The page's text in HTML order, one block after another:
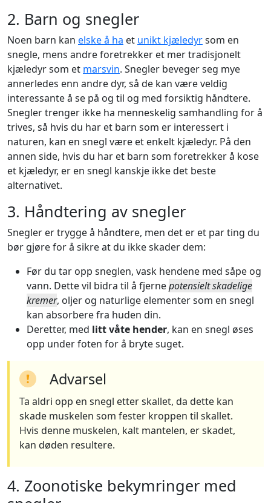
2. Barn og snegler
Noen barn kan elske å ha et unikt kjæledyrsom en
snegle, mens andre foretrekker et mer tradisjonelt
kjæledyr som et marsvin. Snegler beveger seg mye
annerledes enn andre dyr, så de kan være veldig
interessante å se på og til og med forsiktig håndtere.
Snegler trenger ikke ha menneskelig samhandling for å
trives, så hvis du har et barn som er interessert i
naturen, kan en snegl være et enkelt kjæledyr. På den
annen side, hvis du har et barn som foretrekker å kose
et kjæledyr, er en snegl kanskje ikke det beste
alternativet.
3. Håndtering av snegler
Snegler er trygge å håndtere, men det er et par ting du
bør gjøre for å sikre at du ikke skader dem:
Før du tar opp sneglen, vask hendene med såpe og
vann. Dette vil bidra til å fjernepotensielt skadelige
kremer, oljer og naturlige elementer som en snegl
kan absorbere fra huden din.
Deretter, med litt våte hender, kan en snegl øses
opp under foten for å bryte suget.
Advarsel
Ta aldri opp en snegl etter skallet, da dette kan
skade muskelen som fester kroppen til skallet.
Hvis denne muskelen, kalt mantelen, er skadet,
kan døden resultere.
4. Zoonotiske bekymringer med